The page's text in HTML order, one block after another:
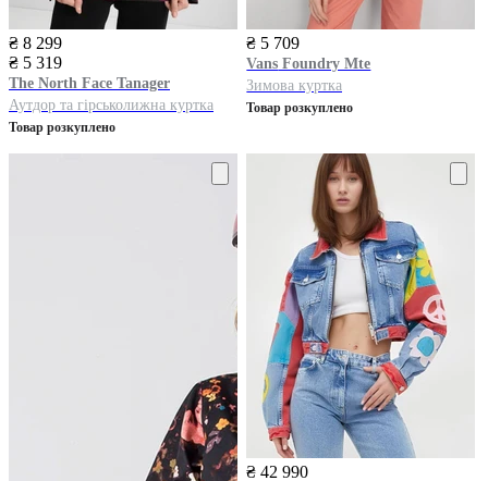
₴ 8 299
₴ 5 319
The North Face Tanager
Аутдор та гірськолижна куртка
Товар розкуплено
₴ 5 709
Vans Foundry Mte
Зимова куртка
Товар розкуплено
₴ 42 990